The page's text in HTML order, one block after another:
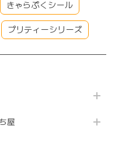
きゃらぷくシール
プリティーシリーズ
ち屋